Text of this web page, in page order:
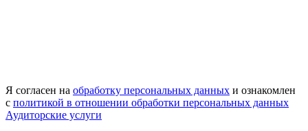
Я согласен на обработку персональных данных и ознакомлен
с политикой в отношении обработки персональных данных
Аудиторские услуги